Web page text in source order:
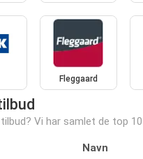
Fleggaard
Vi har samlet de top
Navn